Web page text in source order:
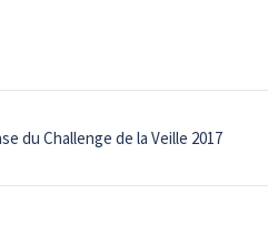
du Challenge de la Veille 2017